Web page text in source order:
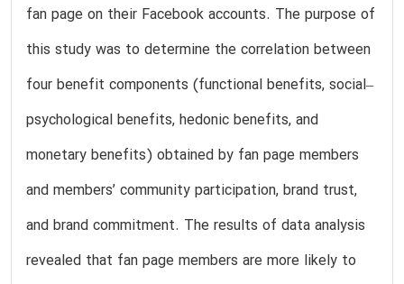
fan page on their Facebook accounts. The purpose of
this study was to determine the correlation between
four benefit components (functional benefits, social–
psychological benefits, hedonic benefits, and
monetary benefits) obtained by fan page members
and members’ community participation, brand trust,
and brand commitment. The results of data analysis
revealed that fan page members are more likely to